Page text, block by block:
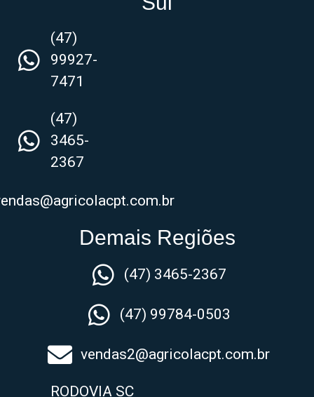
(47)
99927-
7471
(47)
3465-
2367
Demais Regiões
(47) 3465-2367
(47) 99784-0503
vendas2@agricolacpt.com.br
RODOVIA SC